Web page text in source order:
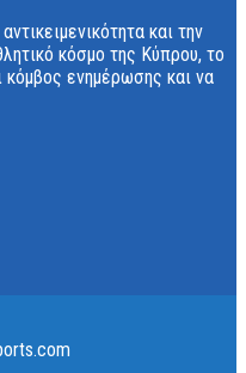
και την
κόσμο της Κύπρου, το
κόμβος ενημέρωσης και να